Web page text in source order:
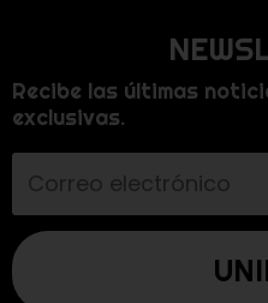
Recibe las últimas
exclusivas.